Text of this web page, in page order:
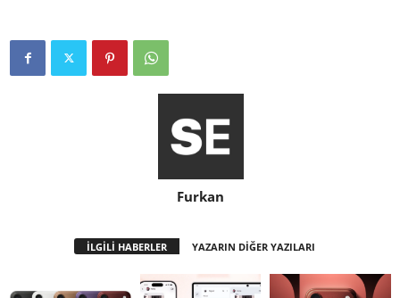
Furkan
İLGİLİ HABERLER YAZARIN DİĞER YAZILARI